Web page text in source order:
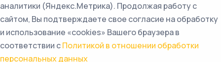
аналитики (Яндекс.Метрика). Продолжая работу с
сайтом, Вы подтверждаете свое согласие на обработку
и использование «cookies» Вашего браузера в
соответствии сПолитикой в отношении обработки
персональных данных